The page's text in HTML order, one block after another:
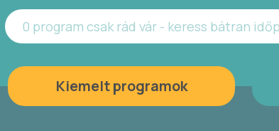
0 program csak rád vár - keress bátran
Kiemelt programok